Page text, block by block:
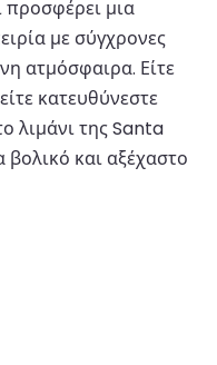
προσφέρει μια
με σύγχρονες
ατμόσφαιρα. Είτε
κατευθύνεστε
λιμάνι της Santa
βολικό και αξέχαστο